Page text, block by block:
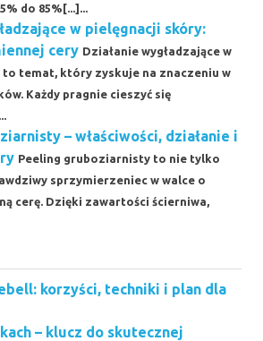
do 85%[...]...
w pielęgnacji skóry:
cery Działanie wygładzające w
temat, który zyskuje na znaczeniu w
Każdy pragnie cieszyć się
– właściwości, działanie i
Peeling gruboziarnisty to nie tylko
sprzymierzeniec w walce o
cerę. Dzięki zawartości ścierniwa,
korzyści, techniki i plan dla
– klucz do skutecznej